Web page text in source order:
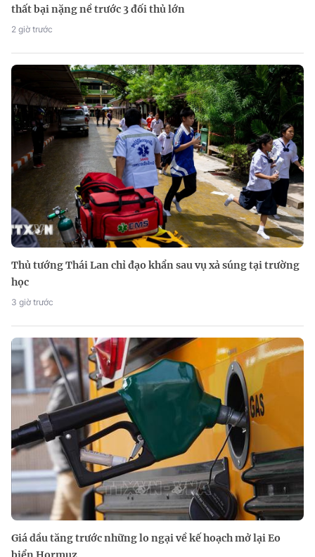
thất bại nặng nề trước 3 đối thủ lớn
2 giờ trước
Thủ tướng Thái Lan chỉ đạo khẩn sau vụ xả súng tại trường
học
3 giờ trước
Giá dầu tăng trước những lo ngại về kế hoạch mở lại Eo